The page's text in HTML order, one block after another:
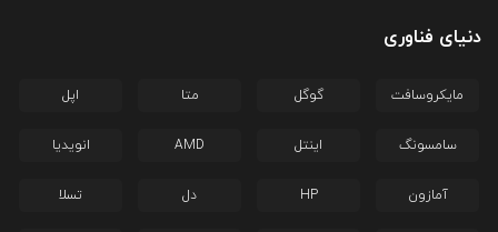
دنیای فناوری
مایکروسافت گوگل متا اپل
سامسونگ اینتل AMD انویدیا
آمازون HP دل تسلا